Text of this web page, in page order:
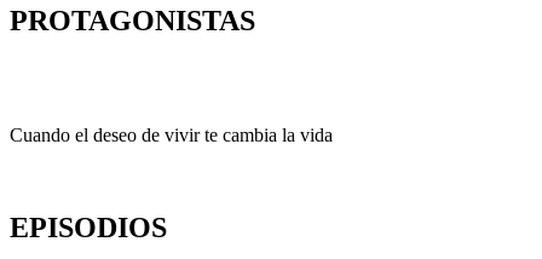
PROTAGONISTAS
Cuando el deseo de vivir te cambia la vida
EPISODIOS